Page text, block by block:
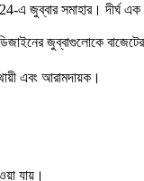
সমাহার। দীর্ঘ এক
জুব্বাগুলোকে
এবং আরামদায়ক।
যায়।